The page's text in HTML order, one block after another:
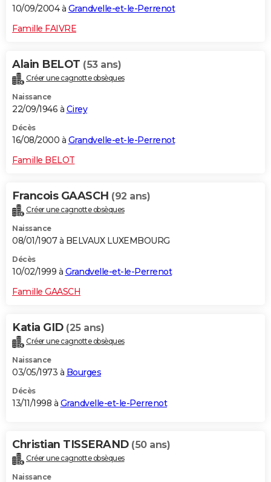
10/09/2004 à Grandvelle-et-le-Perrenot
Famille FAIVRE
Alain BELOT (53 ans)
Créer une cagnotte obsèques
Naissance
22/09/1946 à Cirey
Décès
16/08/2000 à Grandvelle-et-le-Perrenot
Famille BELOT
Francois GAASCH (92 ans)
Créer une cagnotte obsèques
Naissance
08/01/1907 à BELVAUX LUXEMBOURG
Décès
10/02/1999 à Grandvelle-et-le-Perrenot
Famille GAASCH
Katia GID (25 ans)
Créer une cagnotte obsèques
Naissance
03/05/1973 à Bourges
Décès
13/11/1998 à Grandvelle-et-le-Perrenot
Christian TISSERAND (50 ans)
Créer une cagnotte obsèques
Naissance